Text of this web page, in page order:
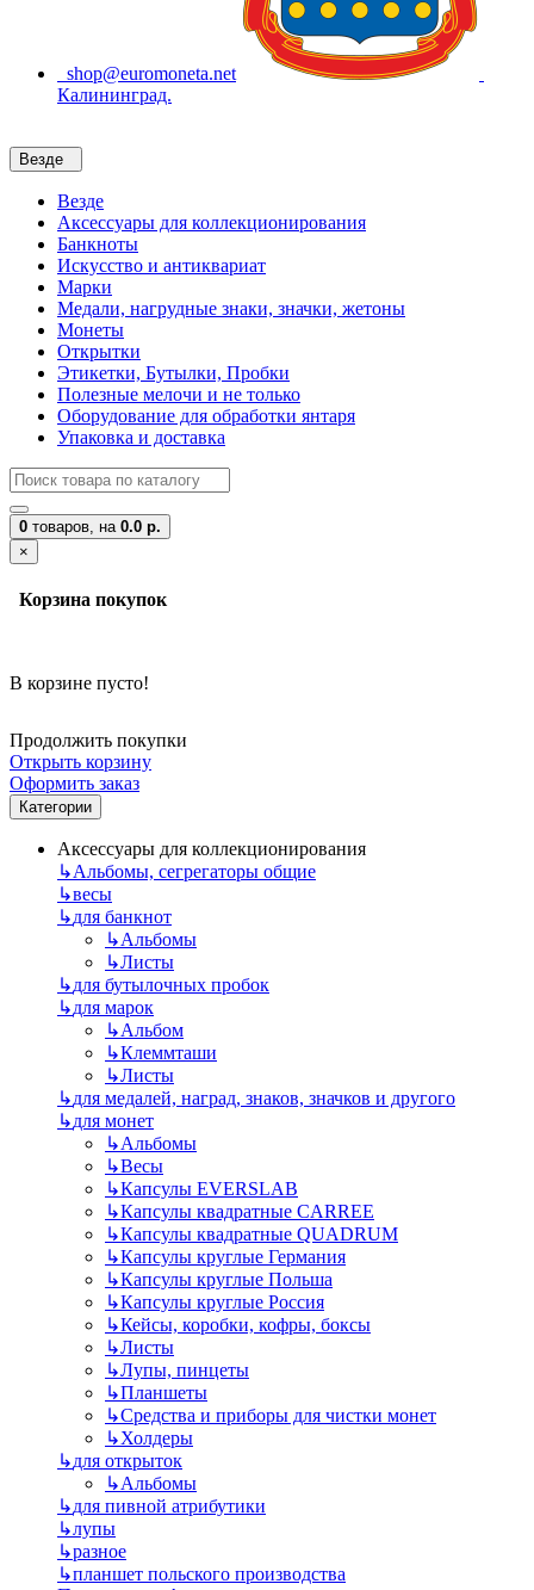
shop@euromoneta.net
Калининград.
Везде
Везде
Аксессуары для коллекционирования
Банкноты
Искусство и антиквариат
Марки
Медали, нагрудные знаки, значки, жетоны
Монеты
Открытки
Этикетки, Бутылки, Пробки
Полезные мелочи и не только
Оборудование для обработки янтаря
Упаковка и доставка
0 товаров, на 0.0 р.
×
Корзина покупок
В корзине пусто!
Продолжить покупки
Открыть корзину
Оформить заказ
Категории
Аксессуары для коллекционирования
↳Альбомы, сегрегаторы общие
↳весы
↳для банкнот
↳Альбомы
↳Листы
↳для бутылочных пробок
↳для марок
↳Альбом
↳Клеммташи
↳Листы
↳для медалей, наград, знаков, значков и другого
↳для монет
↳Альбомы
↳Весы
↳Капсулы EVERSLAB
↳Капсулы квадратные CARREE
↳Капсулы квадратные QUADRUM
↳Капсулы круглые Германия
↳Капсулы круглые Польша
↳Капсулы круглые Россия
↳Кейсы, коробки, кофры, боксы
↳Листы
↳Лупы, пинцеты
↳Планшеты
↳Средства и приборы для чистки монет
↳Холдеры
↳для открыток
↳Альбомы
↳для пивной атрибутики
↳лупы
↳разное
↳планшет польского производства